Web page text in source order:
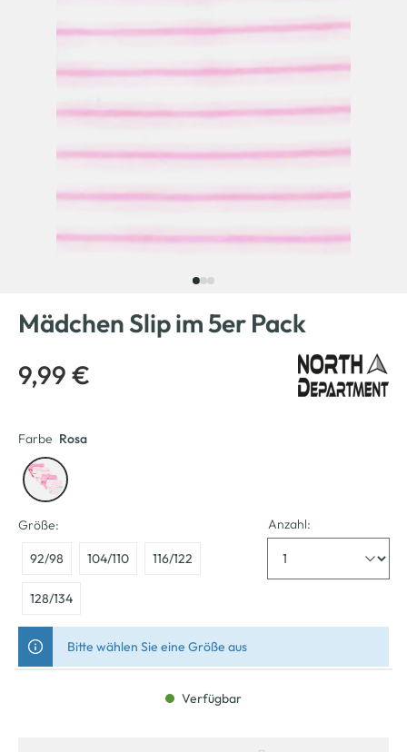
Mädchen Slip im 5er Pack
9,99 €
Farbe Rosa
Größe:
92/98 104/110 116/122
128/134
Anzahl:
Bitte wählen Sie eine Größe aus
Verfügbar